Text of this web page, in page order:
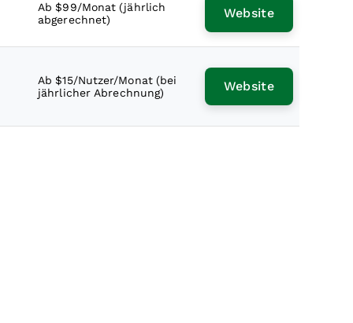
Ab $99/Monat (jährlich
abgerechnet)
Website
Ab $15/Nutzer/Monat (bei
jährlicher Abrechnung)
Website